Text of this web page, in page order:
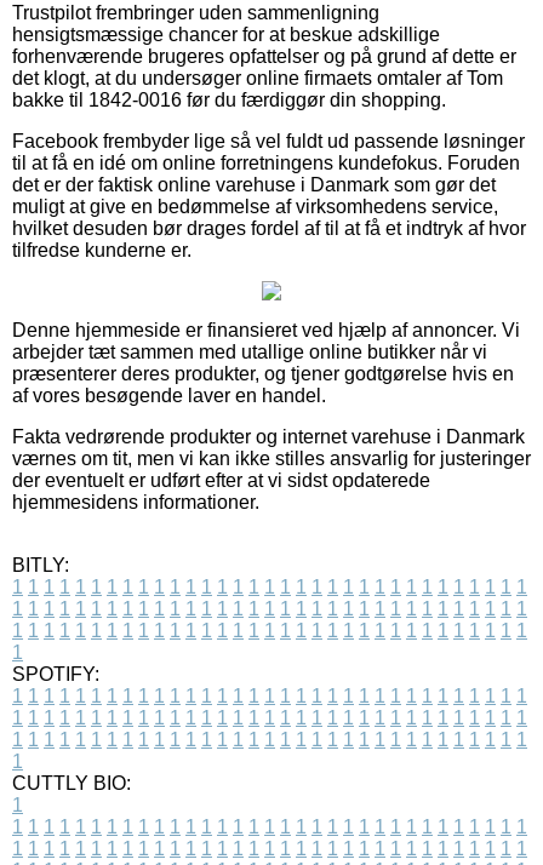
Trustpilot frembringer uden sammenligning
hensigtsmæssige chancer for at beskue adskillige
forhenværende brugeres opfattelser og på grund af dette er
det klogt, at du undersøger online firmaets omtaler af Tom
bakke til 1842-0016 før du færdiggør din shopping.
Facebook frembyder lige så vel fuldt ud passende løsninger
til at få en idé om online forretningens kundefokus. Foruden
det er der faktisk online varehuse i Danmark som gør det
muligt at give en bedømmelse af virksomhedens service,
hvilket desuden bør drages fordel af til at få et indtryk af hvor
tilfredse kunderne er.
Denne hjemmeside er finansieret ved hjælp af annoncer. Vi
arbejder tæt sammen med utallige online butikker når vi
præsenterer deres produkter, og tjener godtgørelse hvis en
af vores besøgende laver en handel.
Fakta vedrørende produkter og internet varehuse i Danmark
værnes om tit, men vi kan ikke stilles ansvarlig for justeringer
der eventuelt er udført efter at vi sidst opdaterede
hjemmesidens informationer.
BITLY:
1 1 1 1 1 1 1 1 1 1 1 1 1 1 1 1 1 1 1 1 1 1 1 1 1 1 1 1 1 1 1 1 1
1 1 1 1 1 1 1 1 1 1 1 1 1 1 1 1 1 1 1 1 1 1 1 1 1 1 1 1 1 1 1 1 1
1 1 1 1 1 1 1 1 1 1 1 1 1 1 1 1 1 1 1 1 1 1 1 1 1 1 1 1 1 1 1 1 1
1
SPOTIFY:
1 1 1 1 1 1 1 1 1 1 1 1 1 1 1 1 1 1 1 1 1 1 1 1 1 1 1 1 1 1 1 1 1
1 1 1 1 1 1 1 1 1 1 1 1 1 1 1 1 1 1 1 1 1 1 1 1 1 1 1 1 1 1 1 1 1
1 1 1 1 1 1 1 1 1 1 1 1 1 1 1 1 1 1 1 1 1 1 1 1 1 1 1 1 1 1 1 1 1
1
CUTTLY BIO:
1
1 1 1 1 1 1 1 1 1 1 1 1 1 1 1 1 1 1 1 1 1 1 1 1 1 1 1 1 1 1 1 1 1
1 1 1 1 1 1 1 1 1 1 1 1 1 1 1 1 1 1 1 1 1 1 1 1 1 1 1 1 1 1 1 1 1